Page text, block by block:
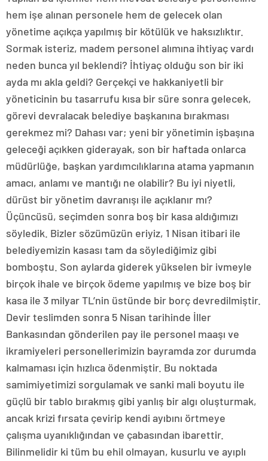
hem işe alınan personele hem de gelecek olan
yönetime açıkça yapılmış bir kötülük ve haksızlıktır.
Sormak isteriz, madem personel alımına ihtiyaç vardı
neden bunca yıl beklendi? İhtiyaç olduğu son bir iki
ayda mı akla geldi? Gerçekçi ve hakkaniyetli bir
yöneticinin bu tasarrufu kısa bir süre sonra gelecek,
görevi devralacak belediye başkanına bırakması
gerekmez mi? Dahası var; yeni bir yönetimin işbaşına
geleceği açıkken giderayak, son bir haftada onlarca
müdürlüğe, başkan yardımcılıklarına atama yapmanın
amacı, anlamı ve mantığı ne olabilir? Bu iyi niyetli,
dürüst bir yönetim davranışı ile açıklanır mı?
Üçüncüsü, seçimden sonra boş bir kasa aldığımızı
söyledik. Bizler sözümüzün eriyiz, 1 Nisan itibari ile
belediyemizin kasası tam da söylediğimiz gibi
bomboştu. Son aylarda giderek yükselen bir ivmeyle
birçok ihale ve birçok ödeme yapılmış ve bize boş bir
kasa ile 3 milyar TL’nin üstünde bir borç devredilmiştir.
Devir teslimden sonra 5 Nisan tarihinde İller
Bankasından gönderilen pay ile personel maaşı ve
ikramiyeleri personellerimizin bayramda zor durumda
kalmaması için hızlıca ödenmiştir. Bu noktada
samimiyetimizi sorgulamak ve sanki mali boyutu ile
güçlü bir tablo bırakmış gibi yanlış bir algı oluşturmak,
ancak krizi fırsata çevirip kendi ayıbını örtmeye
çalışma uyanıklığından ve çabasından ibarettir.
Bilinmelidir ki tüm bu ehil olmayan, kusurlu ve ayıplı